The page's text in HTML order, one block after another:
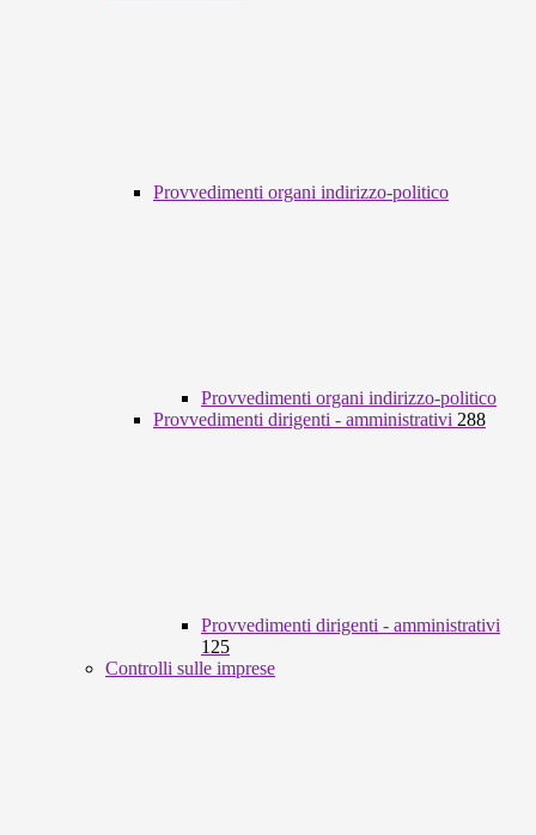
Provvedimenti organi indirizzo-politico
Provvedimenti organi indirizzo-politico
Provvedimenti dirigenti - amministrativi 288
Provvedimenti dirigenti - amministrativi
125
Controlli sulle imprese